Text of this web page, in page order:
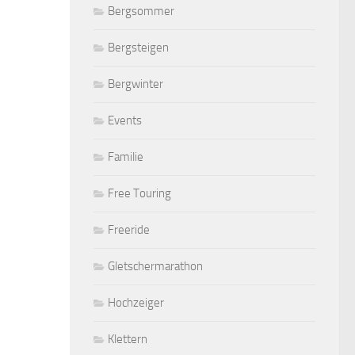
Bergsommer
Bergsteigen
Bergwinter
Events
Familie
Free Touring
Freeride
Gletschermarathon
Hochzeiger
Klettern